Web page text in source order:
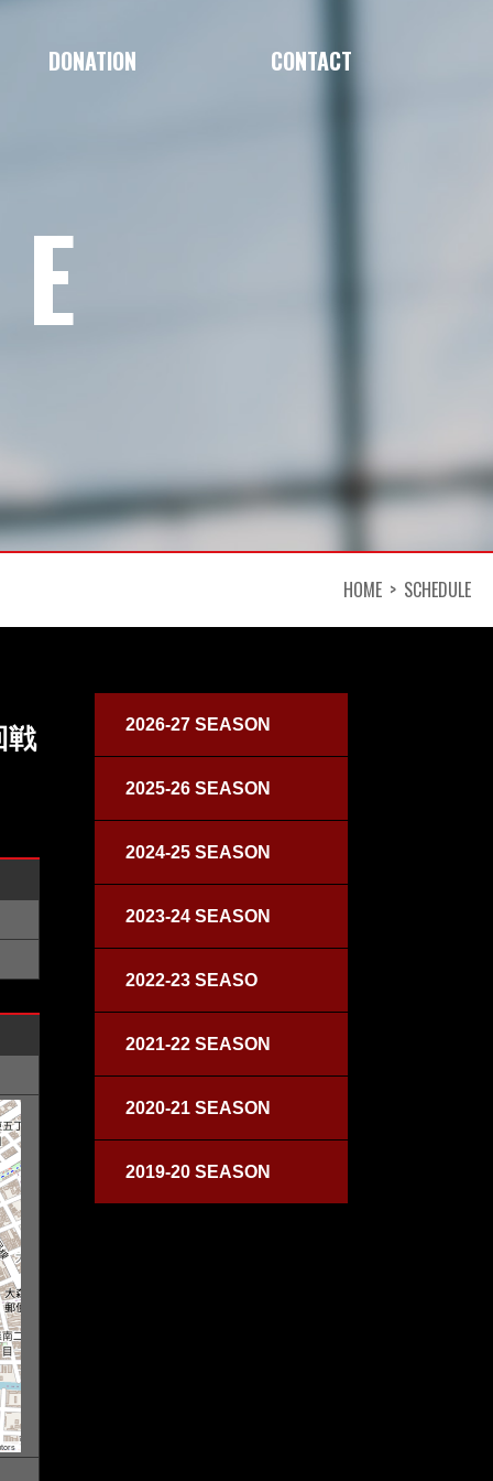
DONATION CONTACT
HOME SCHEDULE
戦 2026-27 SEASON
2025-26 SEASON
2024-25 SEASON
2023-24 SEASON
2022-23 SEASO
2021-22 SEASON
2020-21 SEASON
2019-20 SEASON